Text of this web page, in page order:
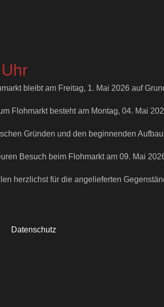
bleibt am Freitag, 1. Mai 2026 auf
Flohmarkt besteht am Montag, 04. Mai
Gründen und den beginnenden
Besuch beim Flohmarkt am 09. Mai
herzlichst für die angelieferten
Datenschutz